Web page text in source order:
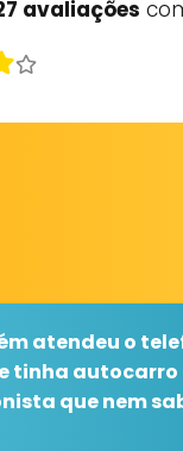
avaliações
atendeu o
autocarro
que nem